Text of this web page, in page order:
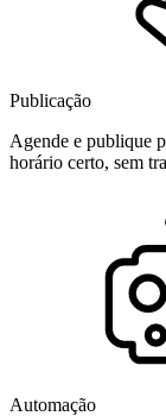
Publicação
Agende e publique
horário certo, sem
Automação